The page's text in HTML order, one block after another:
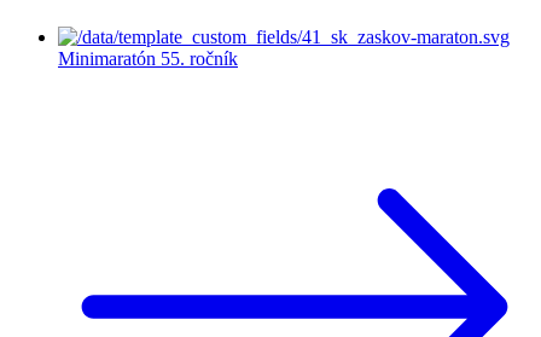
Minimaratón 55. ročník